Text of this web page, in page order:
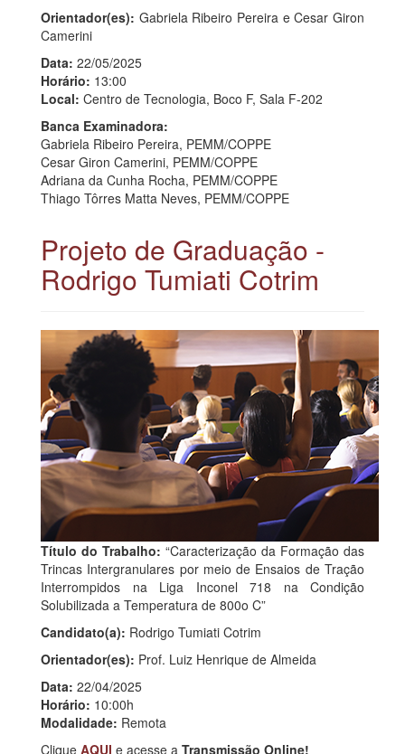
Orientador(es): Gabriela Ribeiro Pereira e Cesar Giron
Camerini
Data: 22/05/2025
Horário: 13:00
Local: Centro de Tecnologia, Boco F, Sala F-202
Banca Examinadora:
Gabriela Ribeiro Pereira, PEMM/COPPE
Cesar Giron Camerini, PEMM/COPPE
Adriana da Cunha Rocha, PEMM/COPPE
Thiago Tôrres Matta Neves, PEMM/COPPE
Projeto de Graduação -
Rodrigo Tumiati Cotrim
Título do Trabalho: “Caracterização da Formação das
Trincas Intergranulares por meio de Ensaios de Tração
Interrompidos na Liga Inconel 718 na Condição
Solubilizada a Temperatura de 800o C”
Candidato(a): Rodrigo Tumiati Cotrim
Orientador(es): Prof. Luiz Henrique de Almeida
Data: 22/04/2025
Horário: 10:00h
Modalidade: Remota
Clique AQUI e acesse a Transmissão Online!